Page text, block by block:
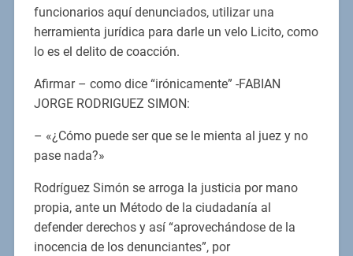
funcionarios aquí denunciados, utilizar una
herramienta jurídica para darle un velo Licito, como
lo es el delito de coacción.
Afirmar – como dice “irónicamente” -FABIAN
JORGE RODRIGUEZ SIMON:
– «¿Cómo puede ser que se le mienta al juez y no
pase nada?»
Rodríguez Simón se arroga la justicia por mano
propia, ante un Método de la ciudadanía al
defender derechos y así “aprovechándose de la
inocencia de los denunciantes”, por